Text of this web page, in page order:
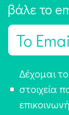
βάλε το
E
π
Δέχομαι
στοιχεία